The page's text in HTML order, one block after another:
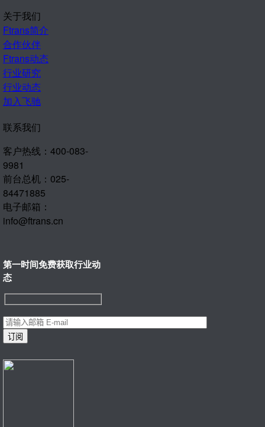
关于我们
Ftrans简介
合作伙伴
Ftrans动态
行业研究
行业动态
加入飞驰
联系我们
客户热线：400-083-
9981
前台总机：025-
84471885
电子邮箱：
info@ftrans.cn
第一时间免费获取行业动
态